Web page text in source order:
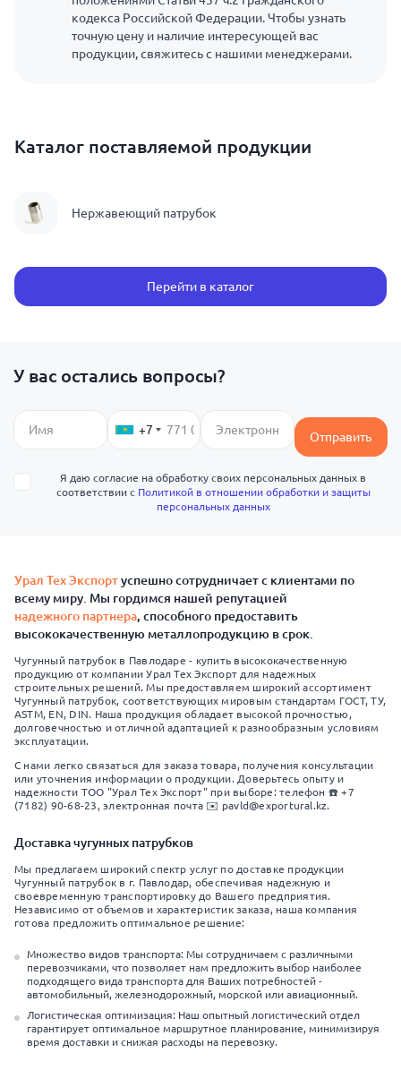
кодекса Российской Федерации. Чтобы узнать
точную цену и наличие интересующей вас
продукции, свяжитесь с нашими менеджерами.
Каталог поставляемой продукции
Нержавеющий патрубок
Перейти в каталог
У вас остались вопросы?
+7 Отправить
Я даю согласие на обработку своих персональных данных в
соответствии с Политикой в отношении обработки и защиты
персональных данных
Урал Тех Экспортуспешно сотрудничает с клиентами по
всему миру. Мы гордимся нашей репутацией
надежного партнера, способного предоставить
высококачественную металлопродукцию в срок.
Чугунный патрубок в Павлодаре - купить высококачественную
продукцию от компании Урал Тех Экспорт для надежных
строительных решений. Мы предоставляем широкий ассортимент
Чугунный патрубок, соответствующих мировым стандартам ГОСТ, ТУ,
ASTM, EN, DIN. Наша продукция обладает высокой прочностью,
долговечностью и отличной адаптацией к разнообразным условиям
эксплуатации.
С нами легко связаться для заказа товара, получения консультации
или уточнения информации о продукции. Доверьтесь опыту и
надежности ТОО "Урал Тех Экспорт" при выборе: телефон ☎️ +7
(7182) 90-68-23, электронная почта ✉️ pavld@exportural.kz.
Доставка чугунных патрубков
Мы предлагаем широкий спектр услуг по доставке продукции
Чугунный патрубок в г. Павлодар, обеспечивая надежную и
своевременную транспортировку до Вашего предприятия.
Независимо от объемов и характеристик заказа, наша компания
готова предложить оптимальное решение:
Множество видов транспорта: Мы сотрудничаем с различными
перевозчиками, что позволяет нам предложить выбор наиболее
подходящего вида транспорта для Ваших потребностей -
автомобильный, железнодорожный, морской или авиационный.
Логистическая оптимизация: Наш опытный логистический отдел
гарантирует оптимальное маршрутное планирование, минимизируя
время доставки и снижая расходы на перевозку.